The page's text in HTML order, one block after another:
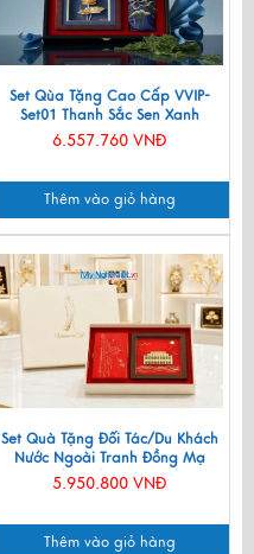
Set Qùa Tặng Cao Cấp VVIP-
Set01 Thanh Sắc Sen Xanh
6.557.760 VNĐ
Thêm vào giỏ hàng
Set Quà Tặng Đối Tác/Du Khách
Nước Ngoài Tranh Đồng Mạ
Vàng 24k & Hộp Trang Sức Sơn
5.950.800 VNĐ
Thêm vào giỏ hàng